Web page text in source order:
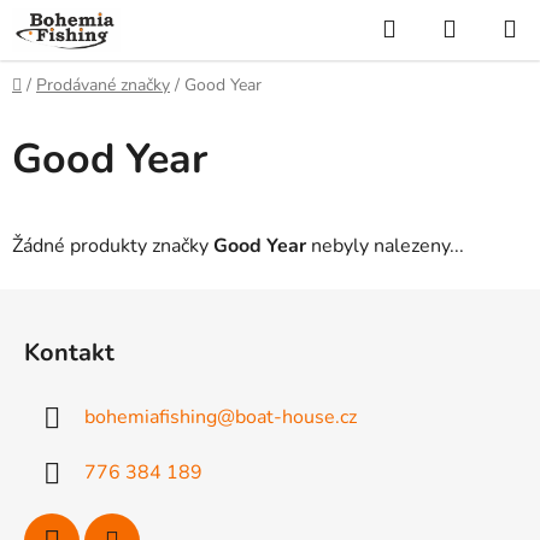
Přejít
na
obsah
Hledat
KOŠÍK
Domů
/ Prodávané značky / Good Year
Good Year
Žádné produkty značkyGood Year nebyly nalezeny...
Kontakt
bohemiafishing@boat-house.cz
776 384 189